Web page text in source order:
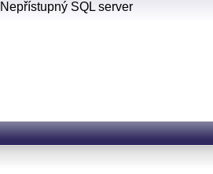
Nepřístupný SQL server